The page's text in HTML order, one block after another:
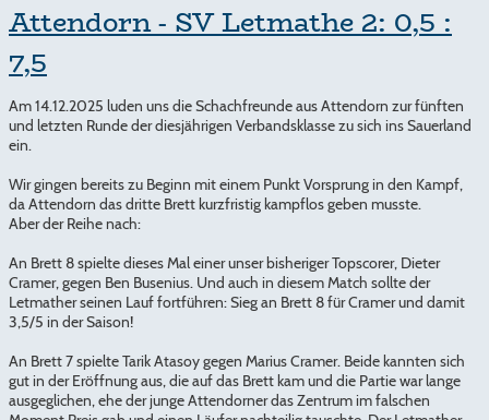
Attendorn - SV Letmathe 2: 0,5 :
7,5
Am 14.12.2025 luden uns die Schachfreunde aus Attendorn zur fünften
und letzten Runde der diesjährigen Verbandsklasse zu sich ins Sauerland
ein.
Wir gingen bereits zu Beginn mit einem Punkt Vorsprung in den Kampf,
da Attendorn das dritte Brett kurzfristig kampflos geben musste.
Aber der Reihe nach:
An Brett 8 spielte dieses Mal einer unser bisheriger Topscorer, Dieter
Cramer, gegen Ben Busenius. Und auch in diesem Match sollte der
Letmather seinen Lauf fortführen: Sieg an Brett 8 für Cramer und damit
3,5/5 in der Saison!
An Brett 7 spielte Tarik Atasoy gegen Marius Cramer. Beide kannten sich
gut in der Eröffnung aus, die auf das Brett kam und die Partie war lange
ausgeglichen, ehe der junge Attendorner das Zentrum im falschen